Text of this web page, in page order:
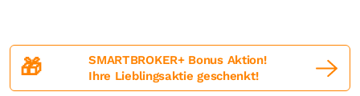
🎁
SMARTBROKER+ Bonus Aktion!
Ihre Lieblingsaktie geschenkt!